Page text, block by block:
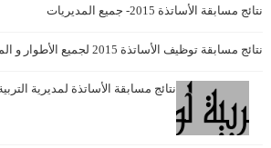
نتائج مسابقة الأساتذة 2015- جميع المديريات
نتائج مسابقة توظيف الأساتذة 2015 لجميع الأطوار و المديريات
نتائج مسابقة الأساتذة لمديرية التربية